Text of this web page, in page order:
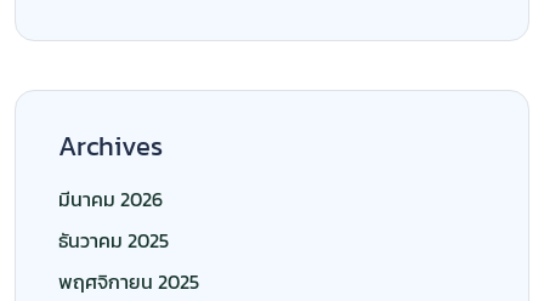
Archives
มีนาคม 2026
ธันวาคม 2025
พฤศจิกายน 2025